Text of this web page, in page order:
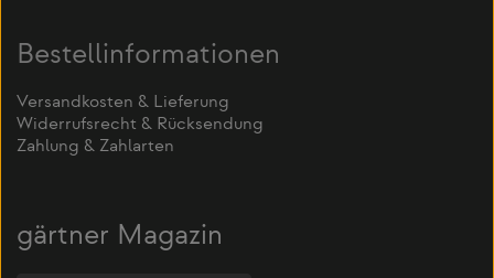
Bestellinformationen
Versandkosten & Lieferung
Widerrufsrecht & Rücksendung
Zahlung & Zahlarten
gärtner Magazin